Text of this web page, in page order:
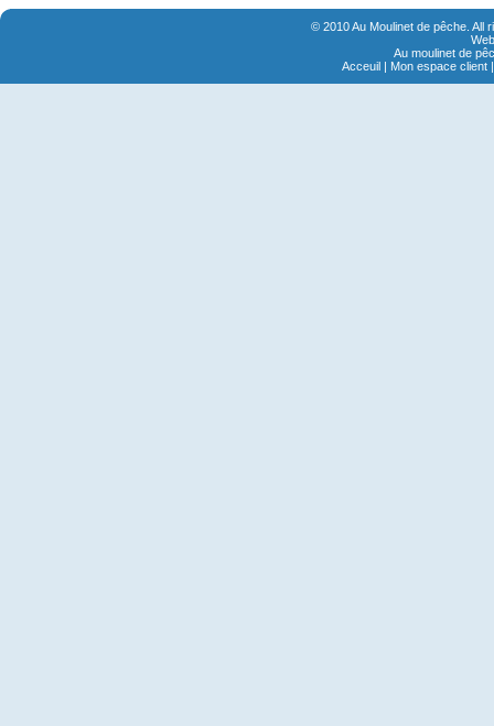
© 2010 Au Moulinet de pêche. All
Au moulinet de
Acceuil | Mon espace client